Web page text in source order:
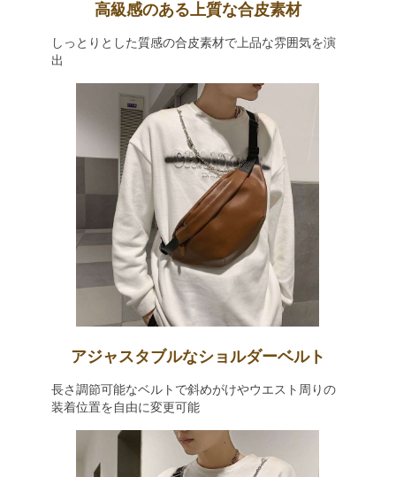
高級感のある上質な合皮素材
しっとりとした質感の合皮素材で上品な雰囲気を演
出
アジャスタブルなショルダーベルト
長さ調節可能なベルトで斜めがけやウエスト周りの
装着位置を自由に変更可能